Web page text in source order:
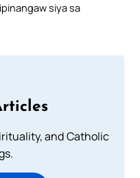
siya sa
and Catholic